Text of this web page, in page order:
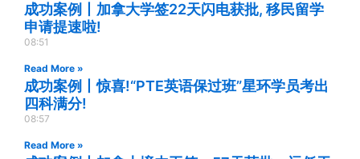
成功案例丨加拿大学签22天闪电获批, 移民留学
申请提速啦!
08:51
Read More »
成功案例丨惊喜!“PTE英语保过班”星环学员考出
四科满分!
08:57
Read More »